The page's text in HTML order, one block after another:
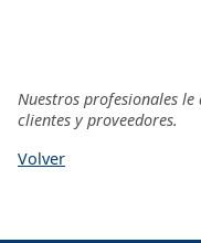
Nuestros profesionales
clientes y proveedores.
Volver